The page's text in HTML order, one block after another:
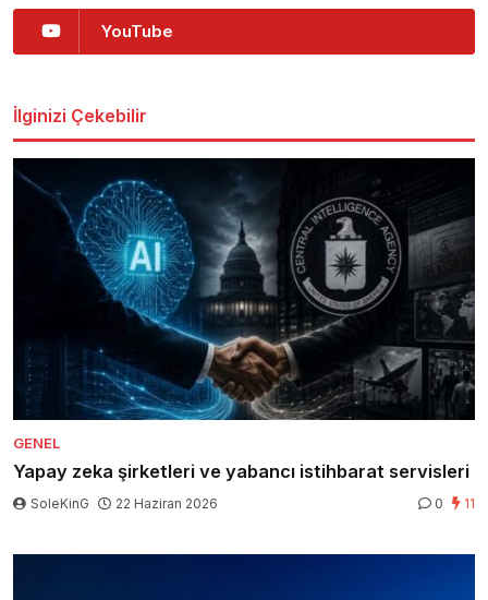
YouTube
İlginizi Çekebilir
GENEL
Yapay zeka şirketleri ve yabancı istihbarat servisleri
SoleKinG 22 Haziran 2026 0 11